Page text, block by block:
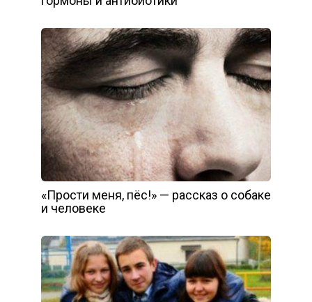
«Прости меня, пёс!» — рассказ о собаке
и человеке